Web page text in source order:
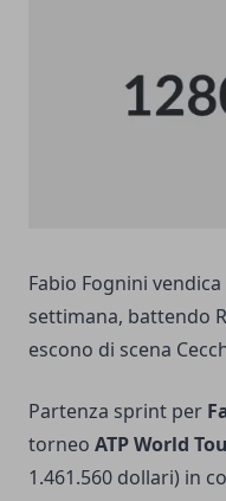
Fabio Fognini
settimana, battendo
escono di scena
Partenza sprint per
torneo ATP World
1.461.560 dollari) in